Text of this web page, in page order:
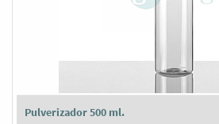
Pulverizador 500 ml.